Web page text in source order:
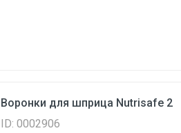
Воронки для шприца Nutrisafe 2
ID: 0002906